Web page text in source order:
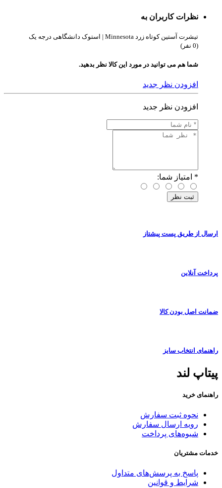
نظرات کاربران به
تیشرت آستین کوتاه زرد Minnesota | استوک دانشگاهی درجه یک
(0 نفر)
شما هم می توانید در مورد این کالا نظر بدهید.
افزودن نظر جدید
افزودن نظر جدید
* امتیاز شما:
ارسال از طریق پست پیشتاز
پرداخت آنلاین
ضمانت اصل بودن کالا
راهنمای انتخاب سایز
پیتاپ لند
راهنمای خرید
نحوه ثبت سفارش
رویه ارسال سفارش
شیوه‌های پرداخت
خدمات مشتریان
پاسخ به پرسش‌های متداول
شرایط و قوانین